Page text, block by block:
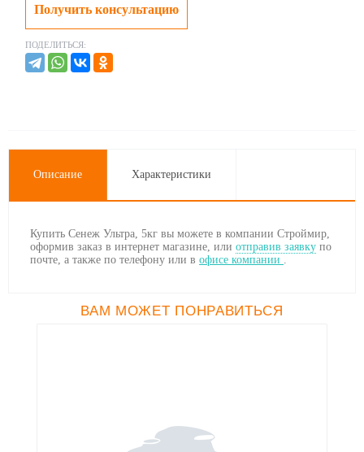
Получить консультацию
ПОДЕЛИТЬСЯ:
Описание Характеристики
Купить Сенеж Ультра, 5кг вы можете в компании Строймир,
оформив заказ в интернет магазине, или отправив заявку по
почте, а также по телефону или в офисе компании .
ВАМ МОЖЕТ ПОНРАВИТЬСЯ